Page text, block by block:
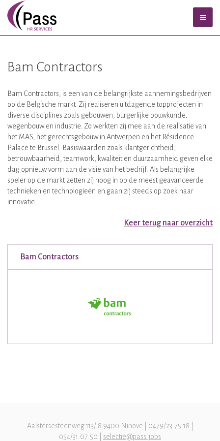
Bam Contractors
Bam Contractors, is een van de belangrijkste aannemingsbedrijven
op de Belgische markt. Zij realiseren uitdagende topprojecten in
diverse disciplines zoals gebouwen, burgerlijke bouwkunde,
wegenbouw en industrie. Zo werkten zij mee aan de realisatie van
het MAS, het gerechtsgebouw in Antwerpen en het Résidence
Palace te Brussel. Basiswaarden zoals klantgerichtheid,
betrouwbaarheid, teamwork, kwaliteit en duurzaamheid geven elke
dag opnieuw vorm aan de visie van het bedrijf. Als belangrijke
speler op de markt zetten zij hoog in op de meest geavanceerde
technieken en technologieën en gaan zij steeds op zoek naar
innovatie.
Keer terug naar overzicht
Bam Contractors
Aalstersesteenweg 113/ 8 9400 Ninove | 0479/23.75.18 |
054/31.07.50 | selectie@pass.jobs